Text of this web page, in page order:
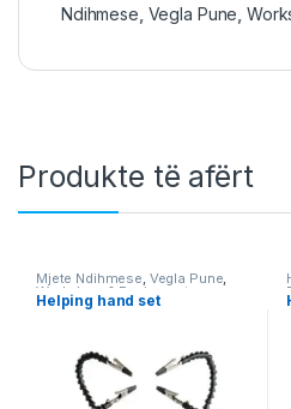
Ndihmese, Vegla Pune,
Produkte të afërt
Mjete Ndihmese, Vegla Pune,
Workshop & Equipment
Helping hand set